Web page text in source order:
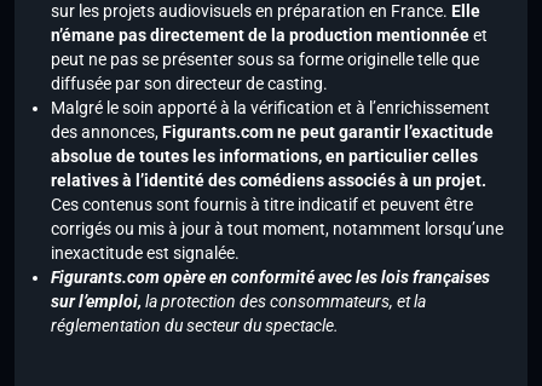
sur les projets audiovisuels en préparation en France. Elle
n’émane pas directement de la production mentionnéeet
peut ne pas se présenter sous sa forme originelle telle que
diffusée par son directeur de casting.
Malgré le soin apporté à la vérification et à l’enrichissement
des annonces,Figurants.com ne peut garantir l’exactitude
absolue de toutes les informations, en particulier celles
relatives à l’identité des comédiens associés à un projet.
Ces contenus sont fournis à titre indicatif et peuvent être
corrigés ou mis à jour à tout moment, notamment lorsqu’une
inexactitude est signalée.
Figurants.com opère en conformité avec les lois françaises
sur l’emploi, la protection des consommateurs, et la
réglementation du secteur du spectacle.